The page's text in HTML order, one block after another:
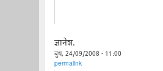
ज्ञानेश.
बुध, 24/09/2008 - 11:00
permalink